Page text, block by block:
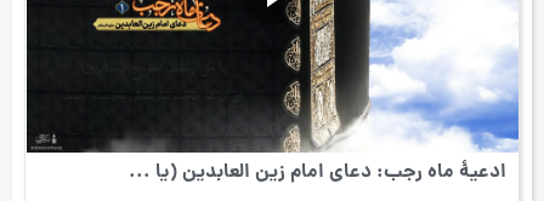
ادعیۀ ماه رجب: دعای امام زین العابدین (یا ...